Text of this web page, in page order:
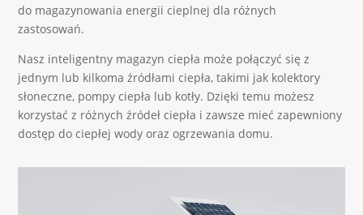
do magazynowania energii cieplnej dla różnych
zastosowań.
Nasz inteligentny magazyn ciepła może połączyć się z
jednym lub kilkoma źródłami ciepła, takimi jak kolektory
słoneczne, pompy ciepła lub kotły. Dzięki temu możesz
korzystać z różnych źródeł ciepła i zawsze mieć zapewniony
dostęp do ciepłej wody oraz ogrzewania domu.